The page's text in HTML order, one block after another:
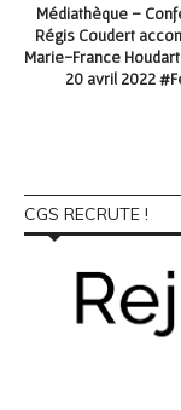
Médiathèque –
Régis Coudert
Marie-France
20 avril 2022
CGS RECRUTE !